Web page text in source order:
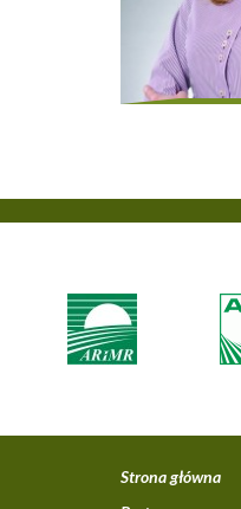
Strona główna